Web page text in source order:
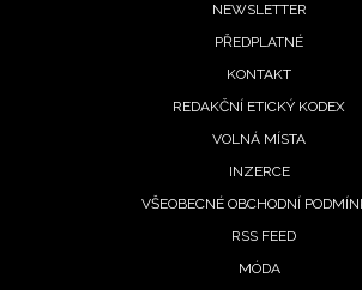
Přihlášením k newsletteru souhlasíte s
NEWSLETTER
PŘEDPLATNÉ
KONTAKT
REDAKČNÍ ETICKÝ KODEX
VOLNÁ MÍSTA
INZERCE
VŠEOBECNÉ OBCHODNÍ
RSS FEED
MÓDA